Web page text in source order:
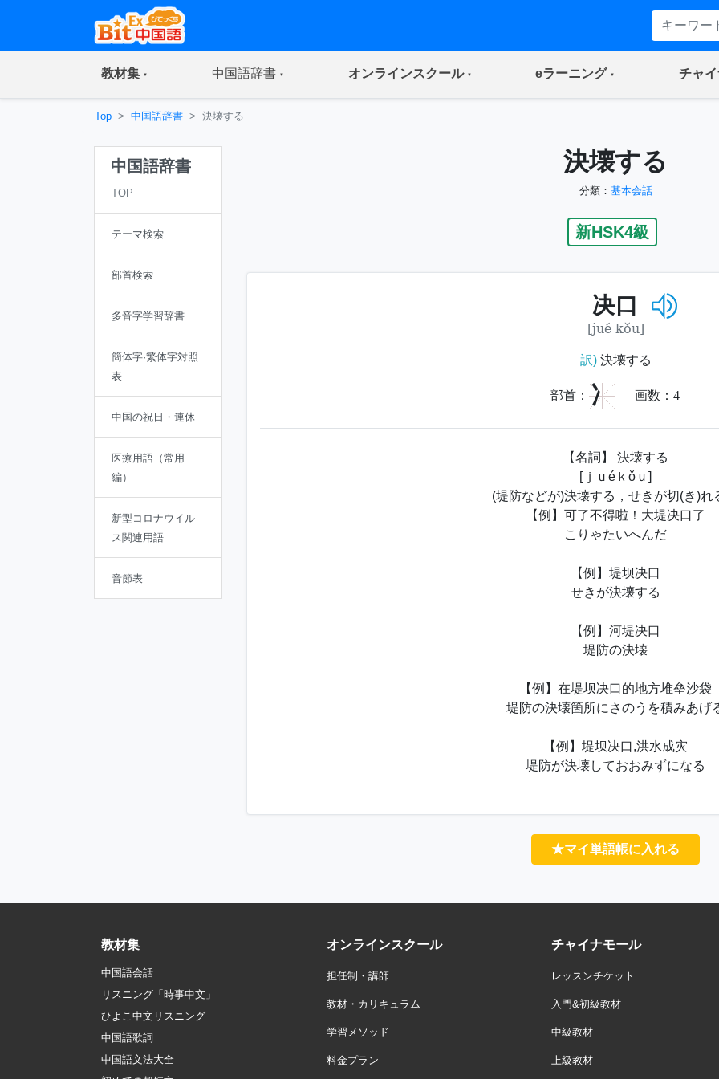
教材集(current) 中国語辞書(current) オンラインスクール(current) eラーニング(current) チャ
Top 中国語辞書 決壊する
中国語辞書
TOP
テーマ検索
部首検索
多音字学習辞書
簡体字·繁体字対照
表
中国の祝日・連休
医療用語（常用
編）
新型コロナウイル
ス関連用語
音節表
決壊する
分類： 基本会話
新HSK4級
决口
[jué kǒu]
訳)決壊する
部首： 冫 画数： 4
【名詞】 決壊する
[ｊｕéｋǒｕ]
(堤防などが)決壊する，せきが切(き)れ
【例】可了不得啦！大堤决口了
こりゃたいへんだ
【例】堤坝决口
せきが決壊する
【例】河堤决口
堤防の決壊
【例】在堤坝决口的地方堆垒沙袋
堤防の決壊箇所にさのうを積みあげ
【例】堤坝决口,洪水成灾
堤防が決壊しておおみずになる
★マイ単語帳に入れる
教材集
中国語会話
リスニング「時事中文」
ひよこ中文リスニング
中国語歌詞
中国語文法大全
オンラインスクール
担任制・講師
教材・カリキュラム
学習メソッド
料金プラン
チャイナモール
レッスンチケット
入門&初級教材
中級教材
上級教材